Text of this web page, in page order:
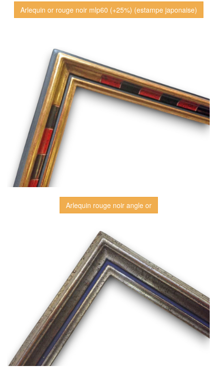
Arlequin or rouge noir mlp60 (+25%) (estampe japonaise)
Arlequin rouge noir angle or